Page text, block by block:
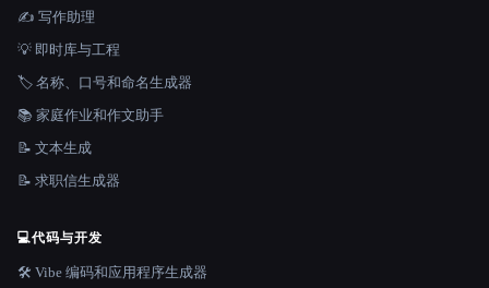
✍️ 写作助理
💡 即时库与工程
🏷️ 名称、口号和命名生成器
📚 家庭作业和作文助手
📝 文本生成
📝 求职信生成器
💻代码与开发
🛠️ Vibe 编码和应用程序生成器